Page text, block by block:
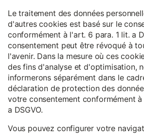
Le traitement des données
d'autres cookies est basé sur le
conformément à l'art. 6 para. 1 lit. a
consentement peut être révoqué à
l'avenir. Dans la mesure où ces
des fins d'analyse et d'optimisation,
informerons séparément dans le
déclaration de protection des
votre consentement conformément
a DSGVO.
Vous pouvez configurer votre